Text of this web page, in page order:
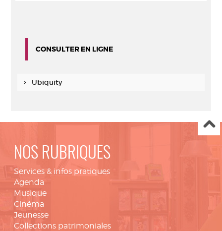
CONSULTER EN LIGNE
Ubiquity
NOS RUBRIQUES
Services & infos pratiques
Agenda
Musique
Cinéma
Jeunesse
Collections patrimoniales